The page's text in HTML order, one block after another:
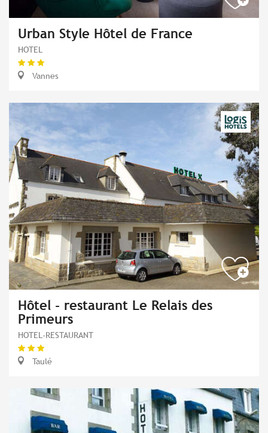
Urban Style Hôtel de France
HOTEL
Vannes
Hôtel - restaurant Le Relais des
Primeurs
HOTEL-RESTAURANT
Taulé